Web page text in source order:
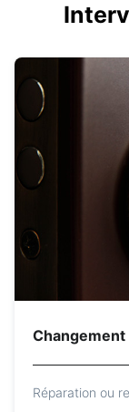
Réparation ou